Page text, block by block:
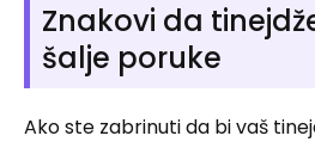
Znakovi da
šalje poruke
Ako ste zabrinuti da bi vaš